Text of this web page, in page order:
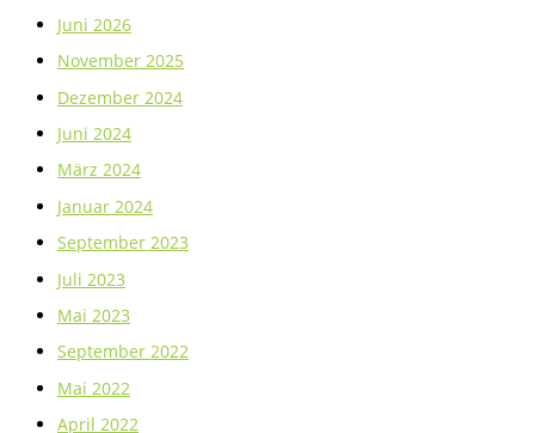
Juni 2026
November 2025
Dezember 2024
Juni 2024
März 2024
Januar 2024
September 2023
Juli 2023
Mai 2023
September 2022
Mai 2022
April 2022